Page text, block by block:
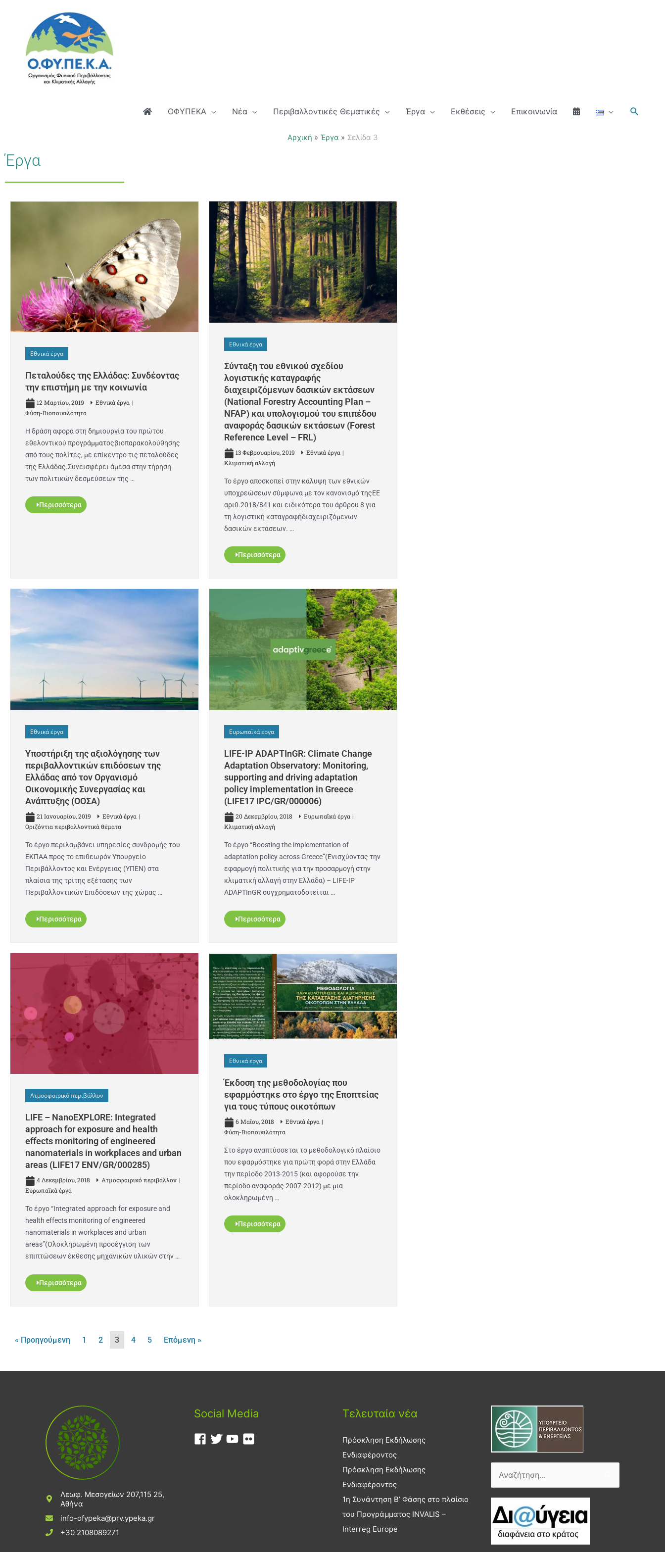
περιεχόμενο
ΟΦΥΠΕΚΑ Νέα Περιβαλλοντικές Θεματικές Έργα Εκθέσεις Επικοινωνία
Αρχική Έργα Σελίδα 3
Έργα
Εθνικά έργα
Πεταλούδες της Ελλάδας: Συνδέοντας
την επιστήμη με την κοινωνία
12 Μαρτίου, 2019
Εθνικά έργα
Φύση-Βιοποικιλότητα
Η δράση αφορά στη δημιουργία του πρώτου
εθελοντικού προγράμματοςβιοπαρακολούθησης
από τους πολίτες, με επίκεντρο τις πεταλούδες
της Ελλάδας.Συνεισφέρει άμεσα στην τήρηση
των πολιτικών δεσμεύσεων της …
Περισσότερα
Εθνικά έργα
Σύνταξη του εθνικού σχεδίου
λογιστικής καταγραφής
διαχειριζόμενων δασικών εκτάσεων
(National Forestry Accounting Plan –
NFAP) και υπολογισμού του επιπέδου
αναφοράς δασικών εκτάσεων (Forest
Reference Level – FRL)
13 Φεβρουαρίου, 2019
Εθνικά έργα
Κλιματική αλλαγή
Το έργο αποσκοπεί στην κάλυψη των εθνικών
υποχρεώσεων σύμφωνα με τον κανονισμό τηςΕΕ
αριθ.2018/841 και ειδικότερα του άρθρου 8 για
τη λογιστική καταγραφήδιαχειριζόμενων
δασικών εκτάσεων. …
Περισσότερα
Εθνικά έργα
Υποστήριξη της αξιολόγησης των
περιβαλλοντικών επιδόσεων της
Ελλάδας από τον Οργανισμό
Οικονομικής Συνεργασίας και
Ανάπτυξης (ΟΟΣΑ)
21 Ιανουαρίου, 2019
Εθνικά έργα
Οριζόντια περιβαλλοντικά θέματα
Το έργο περιλαμβάνει υπηρεσίες συνδρομής του
ΕΚΠΑΑ προς το επιθεωρόν Υπουργείο
Περιβάλλοντος και Ενέργειας (ΥΠΕΝ) στα
πλαίσια της τρίτης εξέτασης των
Περιβαλλοντικών Επιδόσεων της χώρας …
Περισσότερα
Ευρωπαϊκά έργα
LIFE-IP ADAPTInGR: Climate Change
Adaptation Observatory: Monitoring,
supporting and driving adaptation
policy implementation in Greece
(LIFE17 IPC/GR/000006)
20 Δεκεμβρίου, 2018
Ευρωπαϊκά έργα
Κλιματική αλλαγή
Το έργο “Boosting the implementation of
adaptation policy across Greece”(Ενισχύοντας την
εφαρμογή πολιτικής για την προσαρμογή στην
κλιματική αλλαγή στην Ελλάδα) – LIFE-IP
ADAPTInGR συγχρηματοδοτείται …
Περισσότερα
Ατμοσφαιρικό περιβάλλον
LIFE – NanoEXPLORE: Integrated
approach for exposure and health
effects monitoring of engineered
nanomaterials in workplaces and urban
areas (LIFE17 ENV/GR/000285)
4 Δεκεμβρίου, 2018
Ατμοσφαιρικό περιβάλλον
Ευρωπαϊκά έργα
Το έργο “Integrated approach for exposure and
health effects monitoring of engineered
nanomaterials in workplaces and urban
areas”(Ολοκληρωμένη προσέγγιση των
επιπτώσεων έκθεσης μηχανικών υλικών στην …
Περισσότερα
Εθνικά έργα
Έκδοση της μεθοδολογίας που
εφαρμόστηκε στο έργο της Εποπτείας
για τους τύπους οικοτόπων
6 Μαΐου, 2018
Εθνικά έργα
Φύση-Βιοποικιλότητα
Στο έργο αναπτύσσεται το μεθοδολογικό πλαίσιο
που εφαρμόστηκε για πρώτη φορά στην Ελλάδα
την περίοδο 2013-2015 (και αφορούσε την
περίοδο αναφοράς 2007-2012) με μια
ολοκληρωμένη …
Περισσότερα
« Προηγούμενη 1 2 3 4 5 Επόμενη »
Λεωφ. Μεσογείων 207,115 25,
Αθήνα
info-ofypeka@prv.ypeka.gr
+30 2108089271
Social Media Τελευταία νέα
Πρόσκληση Εκδήλωσης
Ενδιαφέροντος
Πρόσκληση Εκδήλωσης
Ενδιαφέροντος
1η Συνάντηση Β’ Φάσης στο πλαίσιο
του Προγράμματος INVALIS –
Interreg Europe
Αναζήτηση